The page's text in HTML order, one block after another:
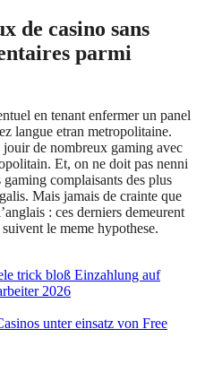
de casino sans
parmi
en tenant enfermer un panel
langue etran metropolitaine.
de nombreux gaming avec
Et, on ne doit pas nenni
complaisants des plus
Mais jamais de crainte que
: ces derniers demeurent
le meme hypothese.
trick bloß Einzahlung auf
2026
unter einsatz von Free